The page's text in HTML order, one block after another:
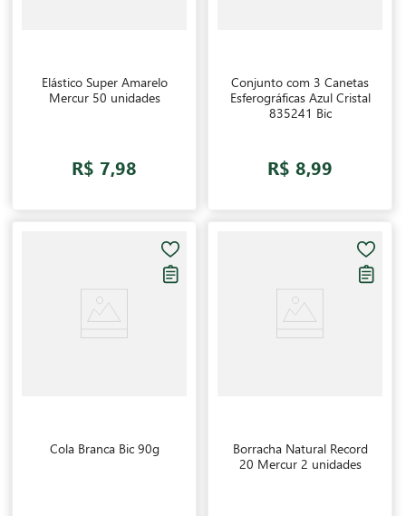
Elástico Super Amarelo
Mercur 50 unidades
R$ 7,98
Conjunto com 3 Canetas
Esferográficas Azul Cristal
835241 Bic
R$ 8,99
Cola Branca Bic 90g
Borracha Natural Record
20 Mercur 2 unidades